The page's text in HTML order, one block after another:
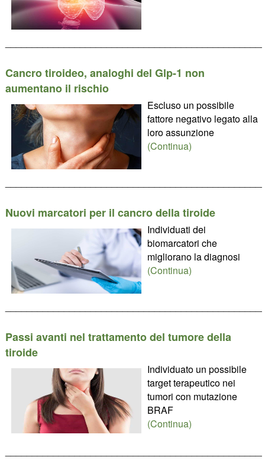
Cancro tiroideo, analoghi del Glp-1 non
aumentano il rischio
Escluso un possibile
fattore negativo legato alla
loro assunzione
(Continua)
Nuovi marcatori per il cancro della tiroide
Individuati dei
biomarcatori che
migliorano la diagnosi
(Continua)
Passi avanti nel trattamento del tumore della
tiroide
Individuato un possibile
target terapeutico nei
tumori con mutazione
BRAF
(Continua)